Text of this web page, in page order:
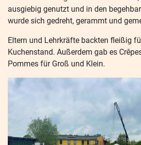
ausgiebig genutzt und in den
wurde sich gedreht, gerammt und
Eltern und Lehrkräfte backten fleißig
Kuchenstand. Außerdem gab es
Pommes für Groß und Klein.